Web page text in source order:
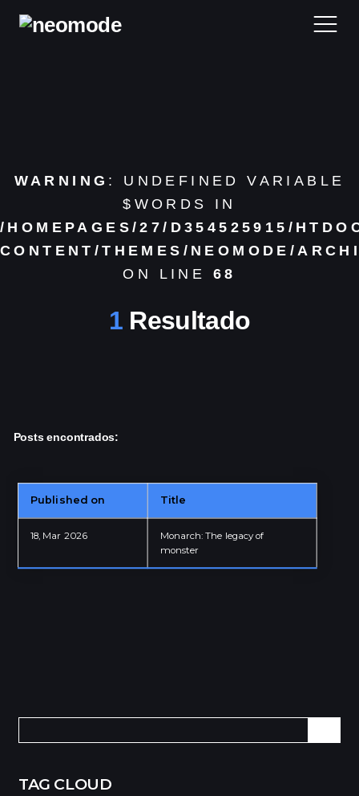
Desarrollo Web
Reviews
Archivos
IT · TEACHER
Granada - Andalucía - ESP
WARNING : UNDEFINED VARIABLE
$WORDS IN
/HOMEPAGES/27/D354525915/
CONTENT/THEMES/NEOMODE/
ON LINE 68
1Resultado
Posts encontrados:
Published on Title
18, Mar 2026 Monarch: The legacy of
monster
Buscar:
TAG CLOUD